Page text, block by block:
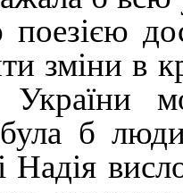
зміни в
України
б